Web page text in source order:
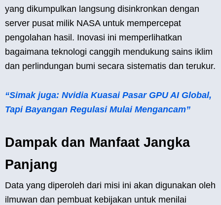
yang dikumpulkan langsung disinkronkan dengan
server pusat milik NASA untuk mempercepat
pengolahan hasil. Inovasi ini memperlihatkan
bagaimana teknologi canggih mendukung sains iklim
dan perlindungan bumi secara sistematis dan terukur.
“Simak juga: Nvidia Kuasai Pasar GPU AI Global,
Tapi Bayangan Regulasi Mulai Mengancam”
Dampak dan Manfaat Jangka
Panjang
Data yang diperoleh dari misi ini akan digunakan oleh
ilmuwan dan pembuat kebijakan untuk menilai